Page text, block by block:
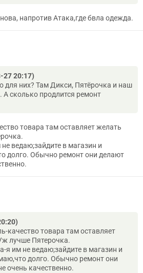
напротив Атака,где бвла одежда.
27 20:17)
для них? Там Дикси, Пятёрочка и наш
А сколько продлится ремонт
товара там оставляет желать
ведаю;зайдите в магазин и
долго. Обычно ремонт они делают
качество товара там оставляет
лучше Пятерочка.
я им не ведаю;зайдите в магазин и
долго. Обычно ремонт они
очень качественно.